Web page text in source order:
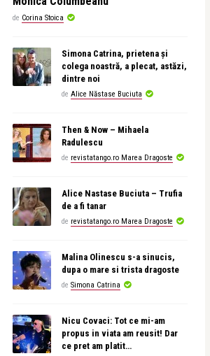
de Corina Stoica
Simona Catrina, prietena și
colega noastră, a plecat, astăzi,
dintre noi
de Alice Năstase Buciuta
Then & Now – Mihaela
Radulescu
de revistatango.ro Marea Dragoste
Alice Nastase Buciuta – Trufia
de a fi tanar
de revistatango.ro Marea Dragoste
Malina Olinescu s-a sinucis,
dupa o mare si trista dragoste
de Simona Catrina
Nicu Covaci: Tot ce mi-am
propus in viata am reusit! Dar
ce pret am platit…